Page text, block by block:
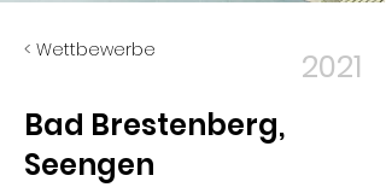
< Wettbewerbe 2021
Bad Brestenberg,
Seengen